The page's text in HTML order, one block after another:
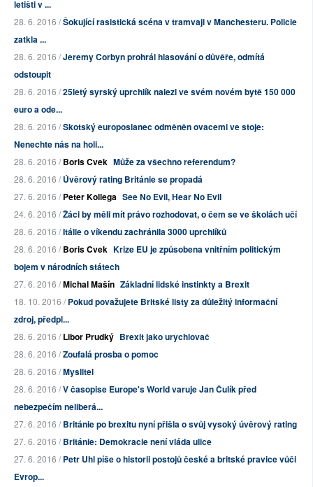
letišti v ...
28. 6. 2016 /Šokující rasistická scéna v tramvaji v Manchesteru. Policie
zatkla ...
28. 6. 2016 /Jeremy Corbyn prohrál hlasování o důvěře, odmítá
odstoupit
28. 6. 2016 /25letý syrský uprchlík nalezl ve svém novém bytě 150 000
euro a ode...
28. 6. 2016 /Skotský europoslanec odměněn ovacemi ve stoje:
Nenechte nás na holi...
28. 6. 2016 /Boris Cvek Může za všechno referendum?
28. 6. 2016 /Úvěrový rating Británie se propadá
27. 6. 2016 /Peter Kollega See No Evil, Hear No Evil
24. 6. 2016 /Žáci by měli mít právo rozhodovat, o čem se ve školách učí
28. 6. 2016 /Itálie o víkendu zachránila 3000 uprchlíků
28. 6. 2016 /Boris Cvek Krize EU je způsobena vnitřním politickým
bojem v národních státech
27. 6. 2016 /Michal Mašín Základní lidské instinkty a Brexit
18. 10. 2016 /Pokud považujete Britské listy za důležitý informační
zdroj, předpl...
28. 6. 2016 /Libor Prudký Brexit jako urychlovač
28. 6. 2016 /Zoufalá prosba o pomoc
28. 6. 2016 /Myslitel
28. 6. 2016 /V časopise Europe's World varuje Jan Čulík před
nebezpečím neliberá...
27. 6. 2016 /Británie po brexitu nyní přišla o svůj vysoký úvěrový rating
27. 6. 2016 /Británie: Demokracie není vláda ulice
27. 6. 2016 /Petr Uhl píše o historii postojů české a britské pravice vůči
Evrop...